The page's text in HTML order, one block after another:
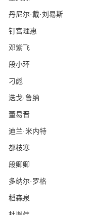
丹尼尔·戴·刘易斯
钉宫理惠
邓紫飞
段小环
刁彪
迭戈·鲁纳
董易晋
迪兰·米内特
都枝寒
段卿卿
多纳尔·罗格
稻森泉